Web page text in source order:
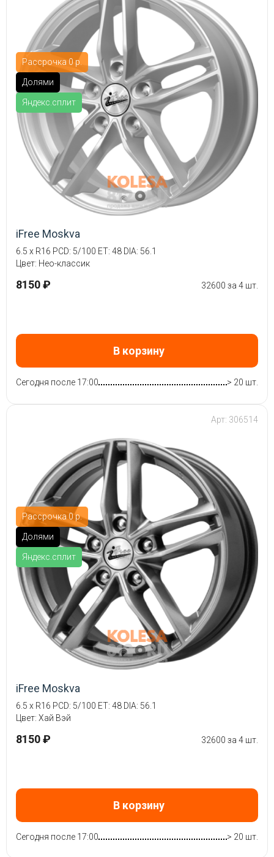
Рассрочка 0 р.
Долями
Яндекс.сплит
iFree Moskva
6.5 x R16 PCD: 5/100 ET: 48 DIA: 56.1
Цвет: Нео-классик
8150 ₽ 32600 за 4 шт.
В корзину
Сегодня после 17:00 > 20 шт.
Рассрочка 0 р.
Долями
Яндекс.сплит
Арт: 306514
iFree Moskva
6.5 x R16 PCD: 5/100 ET: 48 DIA: 56.1
Цвет: Хай Вэй
8150 ₽ 32600 за 4 шт.
В корзину
Сегодня после 17:00 > 20 шт.